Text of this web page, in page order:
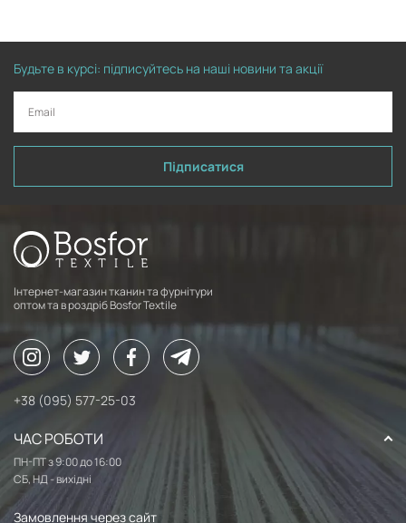
Будьте в курсі: підписуйтесь на наші новини та акції
Підписатися
Інтернет-магазин тканин та фурнітури
оптом та в роздріб Bosfor Textile
+38 (095) 577-25-03
ЧАС РОБОТИ
ПН-ПТ з 9:00 до 16:00
СБ, НД - вихідні
Замовлення через сайт